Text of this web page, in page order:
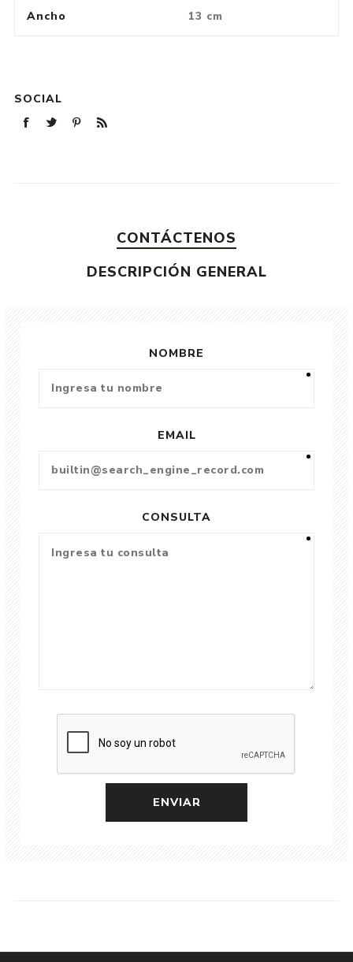
Ancho 13 cm
SOCIAL
CONTÁCTENOS
DESCRIPCIÓN GENERAL
NOMBRE
EMAIL
CONSULTA